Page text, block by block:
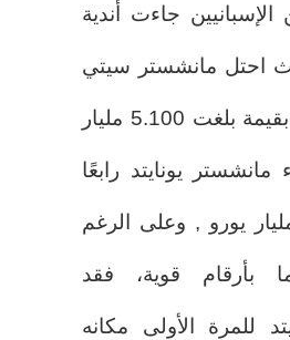
الإسبانيين جاءت أندية
احتل مانشستر سيتي
المركز الثالث بقيمة بلغت 5.100 مليار
مانشستر يونايتد رابعًا
5.010 مليار يورو , وعلى الرغم
بأرقام قوية، فقد
للمرة الأولى مكانه